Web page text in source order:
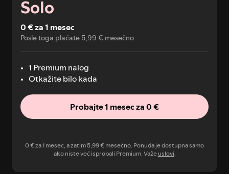
Solo
0 € za 1 mesec
Posle toga plaćate 5,99 € mesečno
1 Premium nalog
Otkažite bilo kada
Probajte 1 mesec za 0 €
0 € za 1 mesec, a zatim 5,99 € mesečno. Ponuda je dostupna samo
ako niste već isprobali Premium. Važeuslovi.